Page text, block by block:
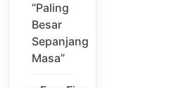
“Paling
Besar
Sepanjang
Masa”